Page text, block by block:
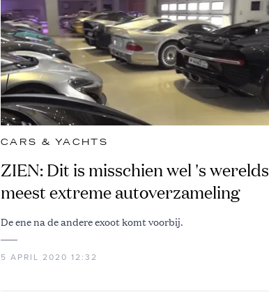
CARS & YACHTS
ZIEN: Dit is misschien wel 's werelds
meest extreme autoverzameling
De ene na de andere exoot komt voorbij.
5 APRIL 2020 12:32